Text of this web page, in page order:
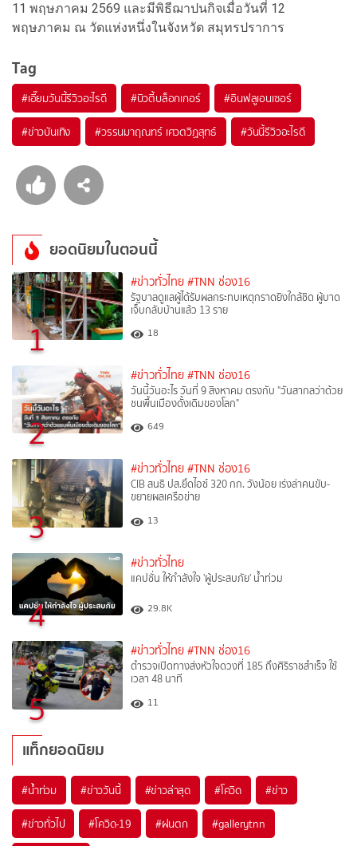
11 พฤษภาคม 2569 และมีพิธีฌาปนกิจเมื่อวันที่ 12
พฤษภาคม ณ วัดแห่งหนึ่งในจังหวัด สมุทรปราการ
Tag
#เอี๊ยมวันนี้รีวิวอะไรดี #บิวตี้บล็อกเกอร์ #อินฟลูเอนเซอร์
#ข่าวบันเทิง #วรรนมาฤณทร์ เศวตวิฏสุทธ์ #วันนี้รีวิวอะไรดี
ยอดนิยมในตอนนี้
1
#ข่าวทั่วไทย #TNN ช่อง16
รัฐบาลดูแลผู้ได้รับผลกระทบเหตุกราดยิงใกล้ชิด ผู้บาด
เจ็บกลับบ้านแล้ว 13 ราย
18
2
#ข่าวทั่วไทย #TNN ช่อง16
วันนี้วันอะไร วันที่ 9 สิงหาคม ตรงกับ "วันสากลว่าด้วย
ชนพื้นเมืองดั้งเดิมของโลก"
649
3
#ข่าวทั่วไทย #TNN ช่อง16
CIB สนธิ ปส.ยึดไอซ์ 320 กก. วังน้อย เร่งล่าคนขับ-
ขยายผลเครือข่าย
13
4
#ข่าวทั่วไทย
แคปชั่น ให้กำลังใจ 'ผู้ประสบภัย' น้ำท่วม
29.8K
5
#ข่าวทั่วไทย #TNN ช่อง16
ตำรวจเปิดทางส่งหัวใจดวงที่ 185 ถึงศิริราชสำเร็จ ใช้
เวลา 48 นาที
11
แท็กยอดนิยม
#น้ำท่วม #ข่าววันนี้ #ข่าวล่าสุด #โควิด #ข่าว
#ข่าวทั่วไป #โควิด-19 #ฝนตก #gallerytnn